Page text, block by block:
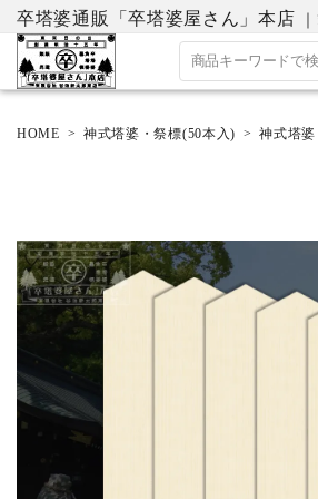
卒塔婆通販「卒塔婆屋さん」本店
ACCOUNT MENU
ようこそ ゲスト 様
ログイン 会員登録
HOME 神式塔婆・祭標(50本入) 神式塔